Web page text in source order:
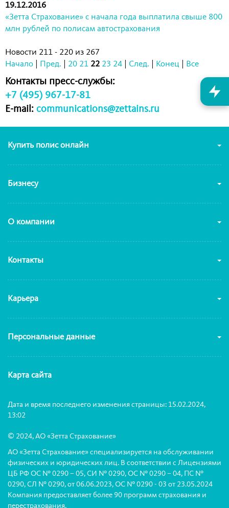
19.12.2016
«Зетта Страхование» с начала года выплатила свыше 800
млн рублей по полисам автострахования
Новости 211 - 220 из 267
Начало
Пред. 20 21 22 23 24 След. Конец Все
Контакты пресс-службы:
+7 (495) 967-17-81
E-mail: communications@zettains.ru
Купить полис онлайн
Бизнесу
О компании
Контакты
Карьера
Персональные данные
Карта сайта
Дата и время последнего изменения страницы: 15.02.2024,
13:02
© 2024, АО «Зетта Страхование»
АО «Зетта Страхование» специализируется на обслуживании
физических и юридических лиц. В соответствии с Лицензиями
ЦБ РФ ОС № 0290 – 05, СИ № 0290, ОС № 0290 – 04, ПС №
0290, СЛ № 0290, от 06.06.2023, ОС № 0290 - 03 от 23.05.2024
Компания предоставляет более 90 программ страхования и
перестрахования.